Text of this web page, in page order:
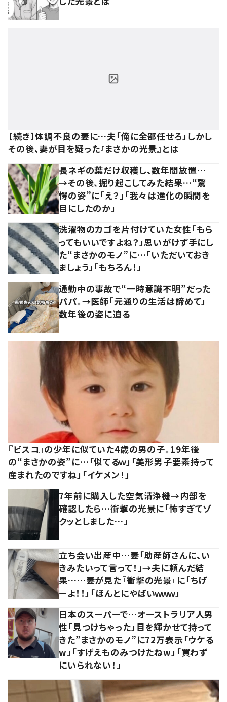
【続き】体調不良の妻に…夫「俺に全部任せろ」しかし
その後、妻が目を疑った『まさかの光景』とは
長ネギの葉だけ収穫し、数年間放置…
→その後、掘り起こしてみた結果…“驚
愕の姿”に「え？」「我々は進化の瞬間を
目にしたのか」
洗濯物のカゴを片付けていた女性「もら
ってもいいですよね？」思いがけず手にし
た“まさかのモノ”に…「いただいておき
ましょう」「もちろん！」
通勤中の事故で“一時意識不明”だった
パパ。→医師「元通りの生活は諦めて」
数年後の姿に迫る
『ビスコ』の少年に似ていた4歳の男の子。19年後
の“まさかの姿”に…「似てるｗ」「美形男子要素持って
産まれたのですね」「イケメン！」
7年前に購入した空気清浄機→内部を
確認したら…衝撃の光景に「怖すぎてゾ
クッとしました…」
立ち会い出産中…妻「助産師さんに、い
きみたいって言って！」→夫に頼んだ結
果……妻が見た『衝撃の光景』に「ちげ
ーよ！！」「ほんとにやばいｗｗｗ」
日本のスーパーで…オーストラリア人男
性「見つけちゃった」目を輝かせて持って
きた”まさかのモノ”に72万表示「ウケる
w」「すげえものみつけたねw」「買わず
にいられない！」